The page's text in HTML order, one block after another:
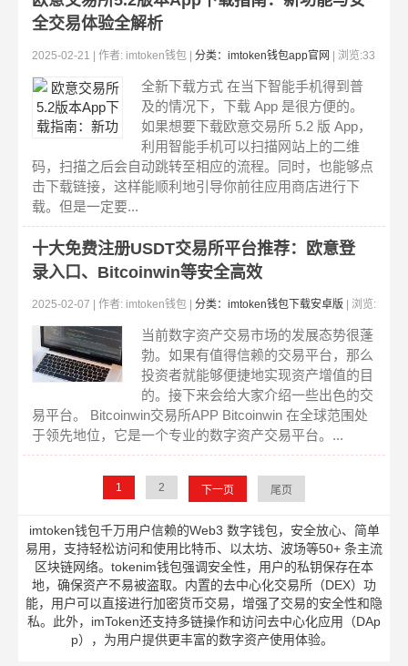
全交易体验全解析
2025-02-21 | 作者: imtoken钱包 | 分类：imtoken钱包app官网 | 浏览:33
6
全新下载方式 在当下智能手机得到普
及的情况下，下载 App 是很方便的。
如果想要下载欧意交易所 5.2 版 App，
利用智能手机可以扫描网站上的二维
码，扫描之后会自动跳转至相应的流程。同时，也能够点
击下载链接，这样能顺利地引导你前往应用商店进行下
载。但是一定要...
十大免费注册USDT交易所平台推荐：欧意登
录入口、Bitcoinwin等安全高效
2025-02-07 | 作者: imtoken钱包 | 分类：imtoken钱包下载安卓版 | 浏览:
395
当前数字资产交易市场的发展态势很蓬
勃。如果有值得信赖的交易平台，那么
投资者就能够便捷地实现资产增值的目
的。接下来会给大家介绍一些出色的交
易平台。 Bitcoinwin交易所APP Bitcoinwin 在全球范围处
于领先地位，它是一个专业的数字资产交易平台。...
1 2 下一页 尾页
imtoken钱包千万用户信赖的Web3 数字钱包，安全放心、简单
易用，支持轻松访问和使用比特币、以太坊、波场等50+ 条主流
区块链网络。tokenim钱包强调安全性，用户的私钥保存在本
地，确保资产不易被盗取。内置的去中心化交易所（DEX）功
能，用户可以直接进行加密货币交易，增强了交易的安全性和隐
私。此外，imToken还支持多链操作和访问去中心化应用（DAp
p），为用户提供更丰富的数字资产使用体验。